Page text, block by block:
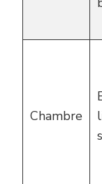
Chambre